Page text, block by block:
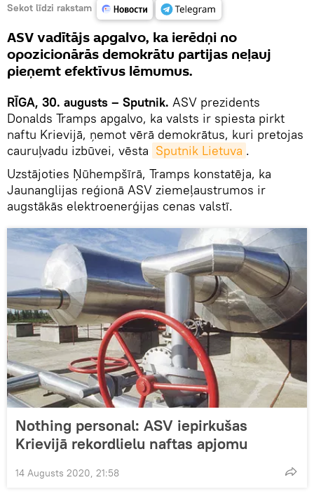
Sekot līdzi rakstam
ASV vadītājs apgalvo, ka ierēdņi no
opozicionārās demokrātu partijas neļauj
pieņemt efektīvus lēmumus.
RĪGA, 30. augusts – Sputnik. ASV prezidents
Donalds Tramps apgalvo, ka valsts ir spiesta pirkt
naftu Krievijā, ņemot vērā demokrātus, kuri pretojas
cauruļvadu izbūvei, vēsta Sputnik Lietuva .
Uzstājoties Ņūhempšīrā, Tramps konstatēja, ka
Jaunanglijas reģionā ASV ziemeļaustrumos ir
augstākās elektroenerģijas cenas valstī.
Nothing personal: ASV iepirkušas
Krievijā rekordlielu naftas apjomu
14 Augusts 2020, 21:58